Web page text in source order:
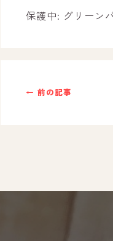
活動内容
社内行事
保護中: グリーン
← 前の記事